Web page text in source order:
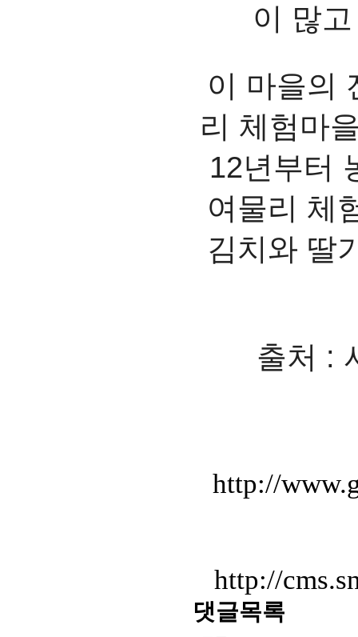
이 많
이 마을의
리 체험마
12년부터
여물리 체
김치와 딸
출처 :
http://
http://
댓글목록